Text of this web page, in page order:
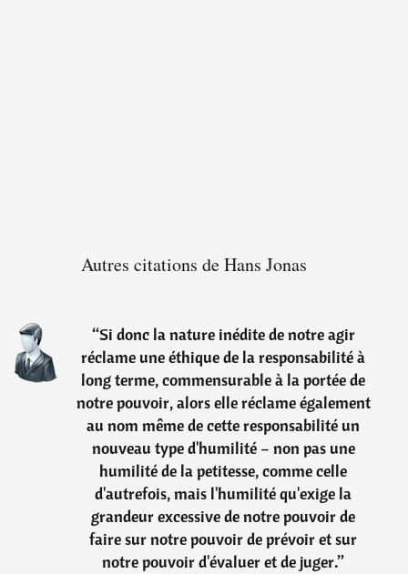
Autres citations de Hans Jonas
“Si donc la nature inédite de notre agir
réclame une éthique de la responsabilité à
long terme, commensurable à la portée de
notre pouvoir, alors elle réclame également
au nom même de cette responsabilité un
nouveau type d'humilité – non pas une
humilité de la petitesse, comme celle
d'autrefois, mais l'humilité qu'exige la
grandeur excessive de notre pouvoir de
faire sur notre pouvoir de prévoir et sur
notre pouvoir d'évaluer et de juger.”